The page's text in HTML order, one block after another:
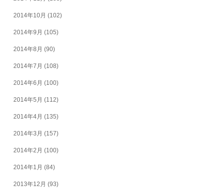
2014年10月 (102)
2014年9月 (105)
2014年8月 (90)
2014年7月 (108)
2014年6月 (100)
2014年5月 (112)
2014年4月 (135)
2014年3月 (157)
2014年2月 (100)
2014年1月 (84)
2013年12月 (93)